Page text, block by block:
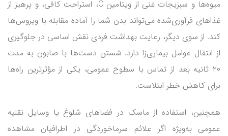
میوه‌ها و سبزیجات غنی از ویتامین C، استراحت کافی، و پرهیز از
غذاهای فرآوری‌شده می‌تواند بدن شما را آماده مقابله با ویروس‌ها
کند. از سوی دیگر، رعایت بهداشت فردی نقش اساسی در جلوگیری
از انتقال عوامل بیماری‌زا دارد. شستن دست‌ها با صابون به مدت
۲۰ ثانیه بعد از تماس با سطوح عمومی، یکی از مؤثرترین راه‌ها
برای کاهش خطر ابتلاست.
همچنین، استفاده از ماسک در فضاهای شلوغ یا وسایل نقلیه
عمومی به‌ویژه اگر علائم سرماخوردگی در اطرافیان مشاهده